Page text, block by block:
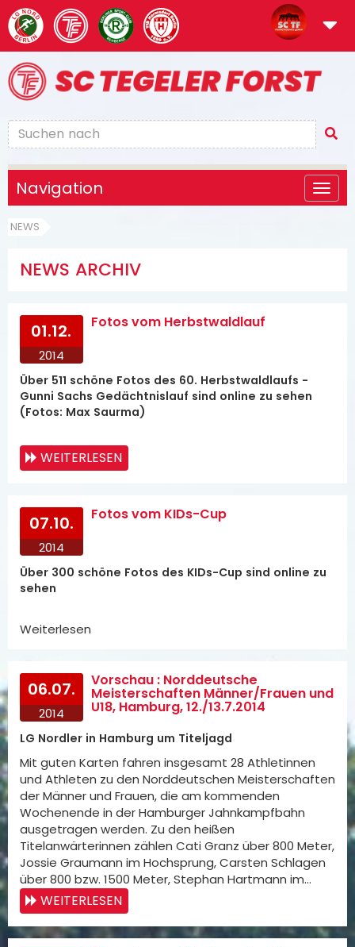
Navigation
NEWS
NEWS ARCHIV
01.12.
2014
Fotos vom Herbstwaldlauf
Über 511 schöne Fotos des 60. Herbstwaldlaufs -
Gunni Sachs Gedächtnislauf sind online zu sehen
(Fotos: Max Saurma)
WEITERLESEN
07.10.
2014
Fotos vom KIDs-Cup
Über 300 schöne Fotos des KIDs-Cup sind online zu
sehen
Weiterlesen
06.07.
2014
Vorschau : Norddeutsche
Meisterschaften Männer/Frauen und
U18, Hamburg, 12./13.7.2014
LG Nordler in Hamburg um Titeljagd
Mit guten Karten fahren insgesamt 28 Athletinnen
und Athleten zu den Norddeutschen Meisterschaften
der Männer und Frauen, die am kommenden
Wochenende in der Hamburger Jahnkampfbahn
ausgetragen werden. Zu den heißen
Titelanwärterinnen zählen Cati Granz über 800 Meter,
Jossie Graumann im Hochsprung, Carsten Schlagen
über 800 bzw. 1500 Meter, Stephan Hartmann im…
WEITERLESEN